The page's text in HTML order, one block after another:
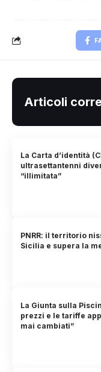
Articoli
La Carta d’identità
ultrasettantenni
“illimitata”
PNRR: il territorio
Sicilia e supera la
La Giunta sulla
prezzi e le tariffe
mai cambiati”